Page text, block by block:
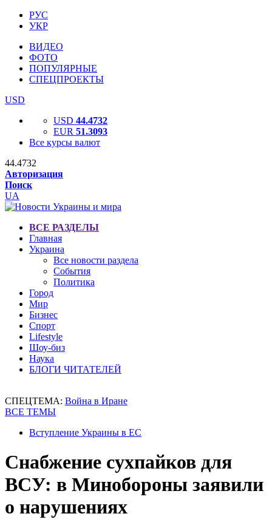
РУС
УКР
ВИДЕО
ФОТО
ПОПУЛЯРНЫЕ
СПЕЦПРОЕКТЫ
USD
USD 44.4732
EUR 51.3093
Все курсы валют
44.4732
Авторизация
Поиск
UA
ВСЕ РАЗДЕЛЫ
Главная
Украина
Все новости раздела
События
Политика
Город
Мир
Бизнес
Спорт
Lifestyle
Шоу-биз
Наука
БЛОГИ ЧИТАТЕЛЕЙ
СПЕЦТЕМА: Война в Иране
ВСЕ ТЕМЫ
Вступление Украины в ЕС
Снабжение сухпайков для
ВСУ: в Минобороны заявили
о нарушениях